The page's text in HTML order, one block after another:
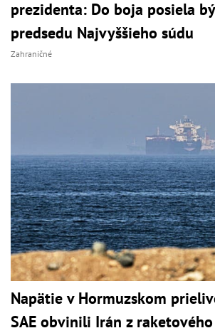
prezidenta: Do boja posiela
predsedu Najvyššieho súdu
Zahraničné
Napätie v Hormuzskom
SAE obvinili Irán z